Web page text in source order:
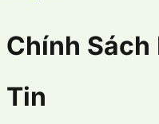
Chính Sách
Tin